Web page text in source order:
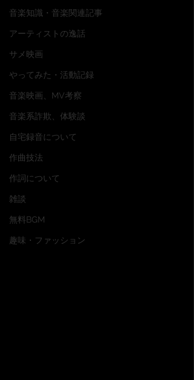
音楽知識・音楽関連記事
アーティストの逸話
サメ映画
やってみた・活動記録
音楽映画、MV考察
音楽系詐欺、体験談
自宅録音について
作曲技法
作詞について
雑談
無料BGM
趣味・ファッション